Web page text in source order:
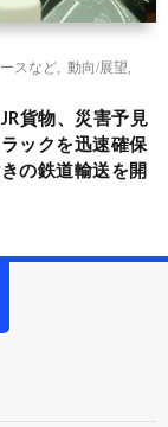
スなど
動向/展望
貨物、災害予見
ックを迅速確保
の鉄道輸送を開